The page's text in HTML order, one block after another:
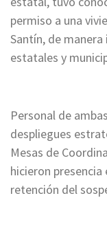
permiso a una
Santín, de
estatales y
Personal de
despliegues
Mesas de
hicieron presencia
retención del